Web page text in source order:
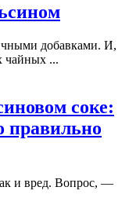
добавками. И,
чайных ...
соке:
правильно
и вред. Вопрос, —